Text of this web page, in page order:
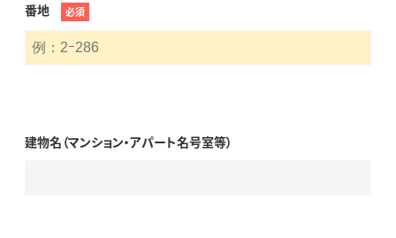
番地 必須
建物名（マンション・アパート名号室等）